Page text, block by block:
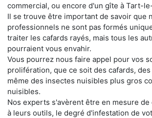
commercial, ou encore d'un gîte à Tart-
Il se trouve être important de savoir que
professionnels ne sont pas formés
traiter les cafards rayés, mais tous les
pourraient vous envahir.
Vous pourrez nous faire appel pour vos
prolifération, que ce soit des cafards,
même des insectes nuisibles plus gros
nuisibles.
Nos experts s'avèrent être en mesure
à leurs outils, le degré d'infestation de